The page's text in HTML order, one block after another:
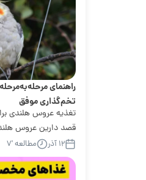
راهنمای
تخم‌گذاری موفق
تغذیه عروس هلندی
قصد دارین عروس
موفقی داشته باشن،
۱۲ آذر مطالعه '۷